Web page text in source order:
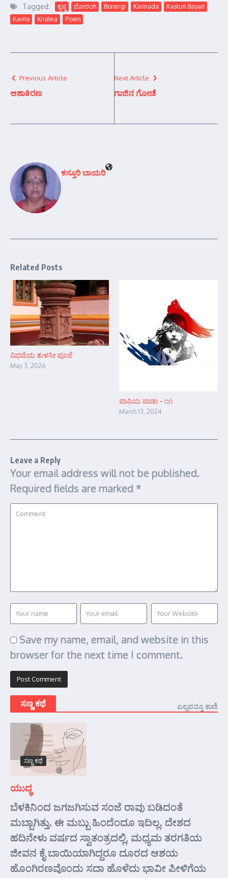
Tagged: ಕೃಷ್ಣ ಬೋರಂಗಿ Borangi Kannada
Kasturi Bayari
Kavite
Krishna Poem
Previous Article
ಆಶಾಕಿರಣ
Next Article
ಗಾಜಿನ ಗೋಡೆ
ಕಸ್ತೂರಿ ಬಾಯರಿ
Related Posts
ವಿಧವೆಯ ತುಳಸೀ ಪೂಜೆ
May 3, 2026
ಪಾಪಿಯ ಪಾಡು – ೧೧
March 13, 2024
Leave a Reply
Your email address will not be published.
Required fields are marked *
Save my name, email, and website in this
browser for the next time I comment.
ಸಣ್ಣ ಕಥೆ ಎಲ್ಲವನ್ನೂ ಕಾಣಿ
ಸಣ್ಣ ಕಥೆ
ಯುದ್ಧ
ಬೆಳಕಿನಿಂದ ಜಗಜಗಿಸುವ ಸಂಜೆ ರಾವು ಬಡಿದಂತೆ
ಮಬ್ಬಾಗಿತ್ತು. ಈ ಮಬ್ಬು ಹಿಂದೆಂದೂ ಇದಿಲ್ಲ. ದೇಶದ
ಹದಿನೇಳು ವರ್ಷದ ಸ್ವಾತಂತ್ರದಲ್ಲಿ, ಮಧ್ಯಮ ತರಗತಿಯ
ಜೀವನ ಕೈ ಬಾಯಿಯಾಗಿದ್ದರೂ ದೂರದ ಆಶಯ
ಹೊಂಗಿರಣವೊಂದು ಸದಾ ಹೊಳೆದು ಭಾವೀ ಪೀಳಿಗೆಯ